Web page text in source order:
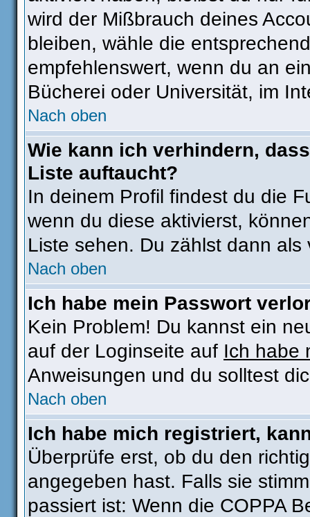
wird der Mißbrauch deines
bleiben, wähle die
empfehlenswert, wenn du an
Bücherei oder Universität, im
Nach oben
Wie kann ich verhindern,
Liste auftaucht?
In deinem Profil findest du die
wenn du diese aktivierst,
Liste sehen. Du zählst dann als
Nach oben
Ich habe mein Passwort
Kein Problem! Du kannst ein
auf der Loginseite auf Ich habe
Anweisungen und du solltest
Nach oben
Ich habe mich registriert,
Überprüfe erst, ob du den
angegeben hast. Falls sie
passiert ist: Wenn die COPPA